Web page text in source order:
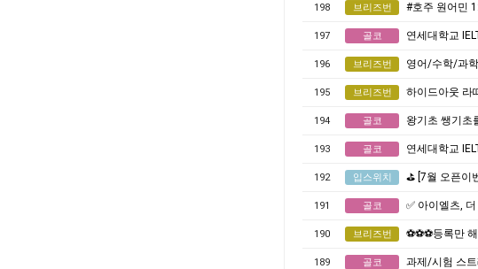
198 브리즈번 #호주 원어민
197 골코 연세대학교
196 브리즈번 영어/수학/과
195 브리즈번 하이드아웃 라
194 골코 왕기초 쌩기초
193 골코 연세대학교
192 입스위치 ⛳ [7월 오픈이
191 골코 ✅ 아이엘츠,
190 브리즈번 ⚽⚽⚽등록만
189 골코 과제/시험 스